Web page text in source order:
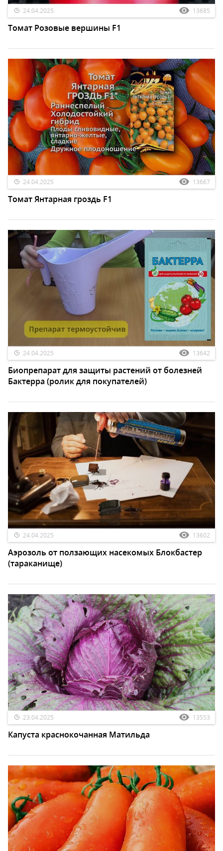
24.04.2025 13685
Томат Розовые вершины F1
24.04.2025 13667
Томат Янтарная гроздь F1
24.04.2025 13642
Биопрепарат для защиты растений от болезней
Бактерра (ролик для покупателей)
24.04.2025 13602
Аэрозоль от ползающих насекомых Блокбастер
(тараканище)
23.04.2025 13553
Капуста краснокочанная Матильда